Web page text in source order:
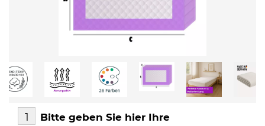
1
Bitte geben Sie hier Ihre